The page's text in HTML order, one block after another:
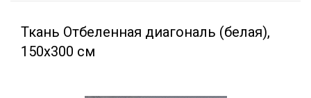
Контакты
Ткань Отбеленная диагональ (белая),
150х300 см